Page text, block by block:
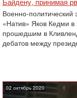
Военно-политический
«Натив» Яков Кедми
прошедшим в
дебатов между
02 октябрь 2020